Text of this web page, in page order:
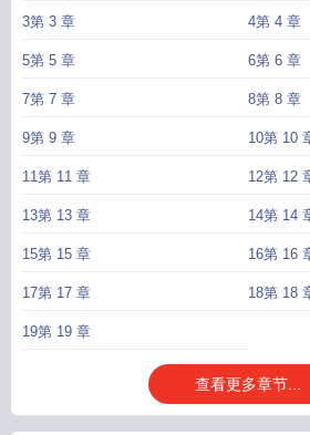
如从包包子开始。包子刚蒸好，外面传来敲门声。
着跟自己八分相似的小团子，她有些相信男人的话
笙，也骗了她，孩子是他跟姜云笙的，但前世，她
笙决定跟男人成婚，好好过日子。至于任务，早忘
3第 3 章 4第 4 章
5第 5 章 6第 6 章
7第 7 章 8第 8 章
9第 9 章 10第 10
11第 11 章 12第 12
13第 13 章 14第 14
15第 15 章 16第 16
17第 17 章 18第 18
19第 19 章
查看更多章节...